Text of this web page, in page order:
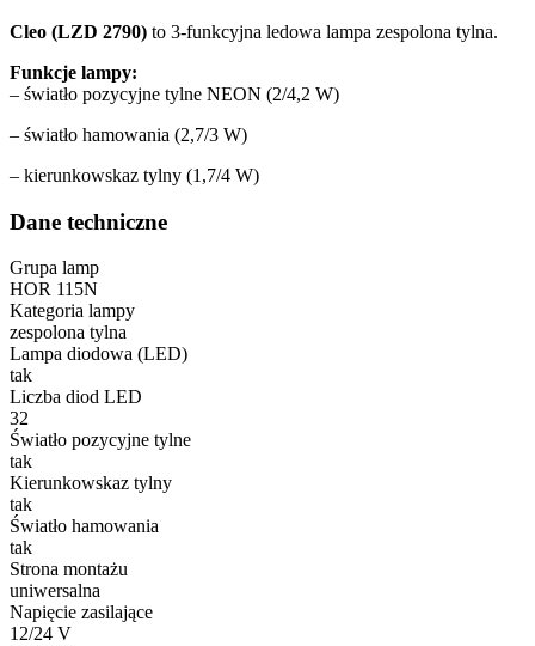
Cleo (LZD 2790) to 3-funkcyjna ledowa lampa zespolona tylna.
Funkcje lampy:
– światło pozycyjne tylne NEON (2/4,2 W)
– światło hamowania (2,7/3 W)
– kierunkowskaz tylny (1,7/4 W)
Dane techniczne
Grupa lamp
HOR 115N
Kategoria lampy
zespolona tylna
Lampa diodowa (LED)
tak
Liczba diod LED
32
Światło pozycyjne tylne
tak
Kierunkowskaz tylny
tak
Światło hamowania
tak
Strona montażu
uniwersalna
Napięcie zasilające
12/24 V